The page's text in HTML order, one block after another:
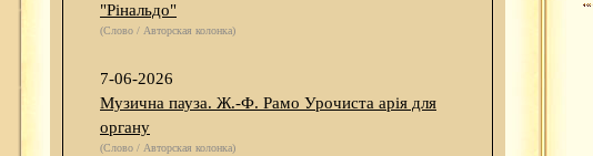
"Рінальдо"
(Слово / Авторская колонка)
7-06-2026
Музична пауза. Ж.-Ф. Рамо Урочиста арія для
органу
(Слово / Авторская колонка)